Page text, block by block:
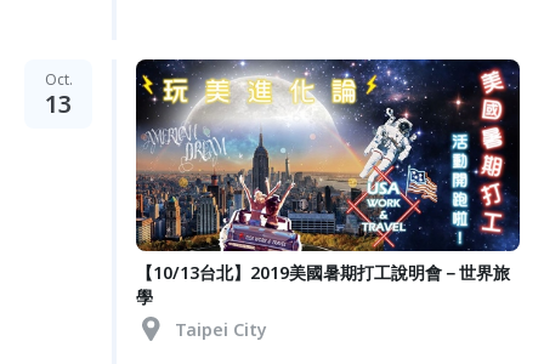
Oct.
13
【10/13台北】2019美國暑期打工說明會－世界旅
學
Taipei City